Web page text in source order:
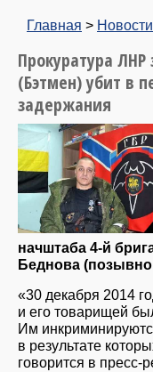
Главная > Новости
Прокуратура
(Бэтмен) убит в
задержания
начштаба 4-й
Беднова
«30 декабря 2014
и его товарищей
Им
в результате
говорится в пресс-